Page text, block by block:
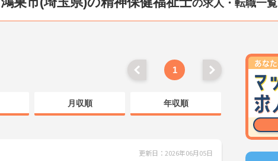
の求人・転職一覧
1
月収順 年収順
更新日：2026年06月05日